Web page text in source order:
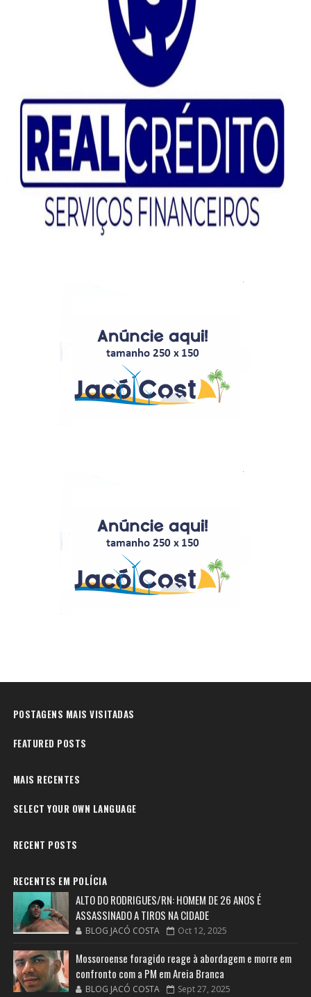
POSTAGENS MAIS VISITADAS
FEATURED POSTS
MAIS RECENTES
SELECT YOUR OWN LANGUAGE
RECENT POSTS
RECENTES EM POLÍCIA
ALTO DO RODRIGUES/RN: HOMEM DE 26 ANOS É
ASSASSINADO A TIROS NA CIDADE
BLOG JACÓ COSTA Oct 12, 2025
Mossoroense foragido reage à abordagem e morre em
confronto com a PM em Areia Branca
BLOG JACÓ COSTA Sept 27, 2025